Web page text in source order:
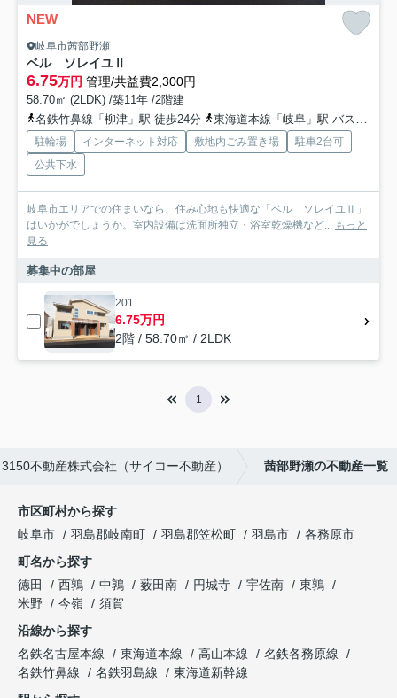
NEW
岐阜市茜部野瀬
ベル ソレイユⅡ
6.75万円 管理/共益費2,300円
58.70㎡ (2LDK) /築11年 /2階建
名鉄竹鼻線「柳津」駅 徒歩24分
東海道本線「岐阜」駅 バス19分 岐阜バス「茜部大川」 停歩7分
駐輪場 インターネット対応 敷地内ごみ置き場
駐車2台可
公共下水
岐阜市エリアでの住まいなら、住み心地も快適な「ベル ソレイユⅡ」
はいかがでしょうか。室内設備は洗面所独立・浴室乾燥機など... もっと
見る
募集中の部屋
201
6.75万円
2階 / 58.70㎡ / 2LDK
1
不動産株式会社（サイコー不動産） 茜部野瀬の不動産一覧
市区町村から探す
岐阜市
羽島郡岐南町 羽島郡笠松町 羽島市
各務原市
町名から探す
徳田
西鶉 中鶉 薮田南 円城寺 宇佐南
東鶉
米野
今嶺
須賀
沿線から探す
名鉄名古屋本線
東海道本線 高山本線
名鉄各務原線
名鉄竹鼻線
名鉄羽島線
東海道新幹線